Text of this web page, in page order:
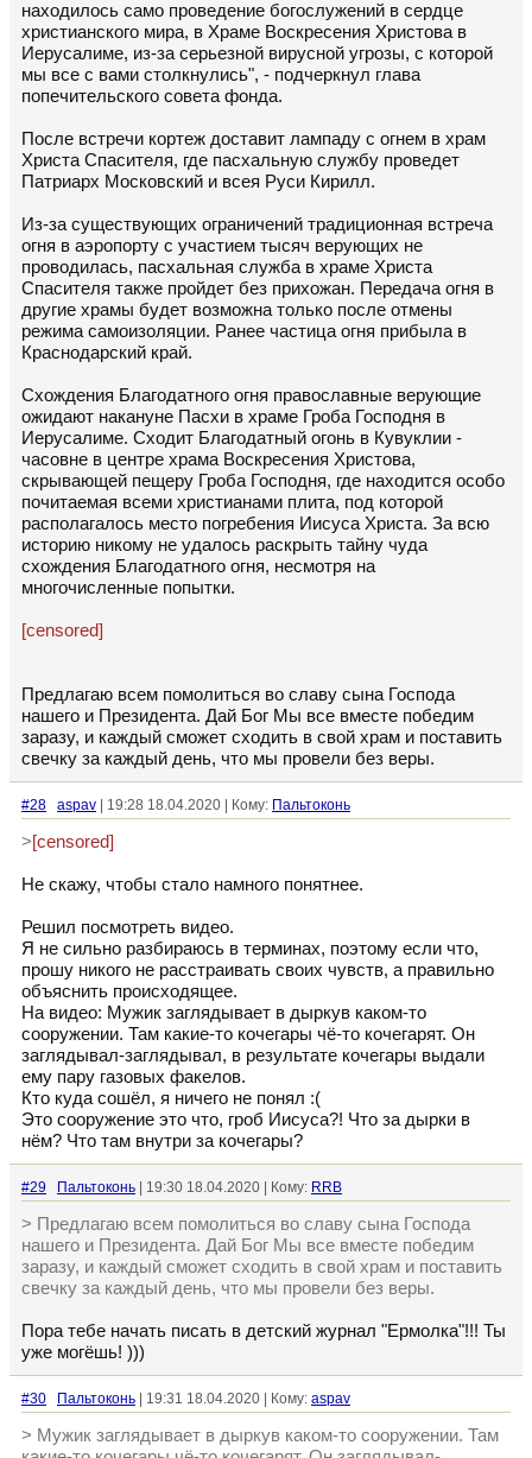
находилось само проведение богослужений в сердце
христианского мира, в Храме Воскресения Христова в
Иерусалиме, из-за серьезной вирусной угрозы, с которой
мы все с вами столкнулись", - подчеркнул глава
попечительского совета фонда.
После встречи кортеж доставит лампаду с огнем в храм
Христа Спасителя, где пасхальную службу проведет
Патриарх Московский и всея Руси Кирилл.
Из-за существующих ограничений традиционная встреча
огня в аэропорту с участием тысяч верующих не
проводилась, пасхальная служба в храме Христа
Спасителя также пройдет без прихожан. Передача огня в
другие храмы будет возможна только после отмены
режима самоизоляции. Ранее частица огня прибыла в
Краснодарский край.
Схождения Благодатного огня православные верующие
ожидают накануне Пасхи в храме Гроба Господня в
Иерусалиме. Сходит Благодатный огонь в Кувуклии -
часовне в центре храма Воскресения Христова,
скрывающей пещеру Гроба Господня, где находится особо
почитаемая всеми христианами плита, под которой
располагалось место погребения Иисуса Христа. За всю
историю никому не удалось раскрыть тайну чуда
схождения Благодатного огня, несмотря на
многочисленные попытки.
[censored]
Предлагаю всем помолиться во славу сына Господа
нашего и Президента. Дай Бог Мы все вместе победим
заразу, и каждый сможет сходить в свой храм и поставить
свечку за каждый день, что мы провели без веры.
#28 aspav | 19:28 18.04.2020 | Кому: Пальтоконь
>[censored]
Не скажу, чтобы стало намного понятнее.
Решил посмотреть видео.
Я не сильно разбираюсь в терминах, поэтому если что,
прошу никого не расстраивать своих чувств, а правильно
объяснить происходящее.
На видео: Мужик заглядывает в дыркув каком-то
сооружении. Там какие-то кочегары чё-то кочегарят. Он
заглядывал-заглядывал, в результате кочегары выдали
ему пару газовых факелов.
Кто куда сошёл, я ничего не понял :(
Это сооружение это что, гроб Иисуса?! Что за дырки в
нём? Что там внутри за кочегары?
#29 Пальтоконь | 19:30 18.04.2020 | Кому: RRB
> Предлагаю всем помолиться во славу сына Господа
нашего и Президента. Дай Бог Мы все вместе победим
заразу, и каждый сможет сходить в свой храм и поставить
свечку за каждый день, что мы провели без веры.
Пора тебе начать писать в детский журнал "Ермолка"!!! Ты
уже могёшь! )))
#30 Пальтоконь | 19:31 18.04.2020 | Кому: aspav
> Мужик заглядывает в дыркув каком-то сооружении. Там